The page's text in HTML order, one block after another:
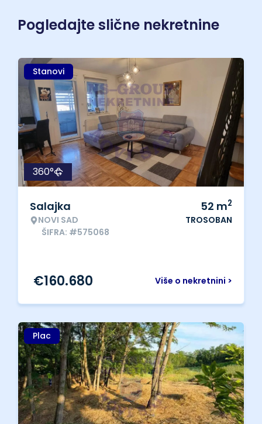
Pogledajte slične nekretnine
Stanovi
360°
Salajka
NOVI SAD
ŠIFRA: #575068
52 m2
TROSOBAN
Više o nekretnini >
€160.680
Plac